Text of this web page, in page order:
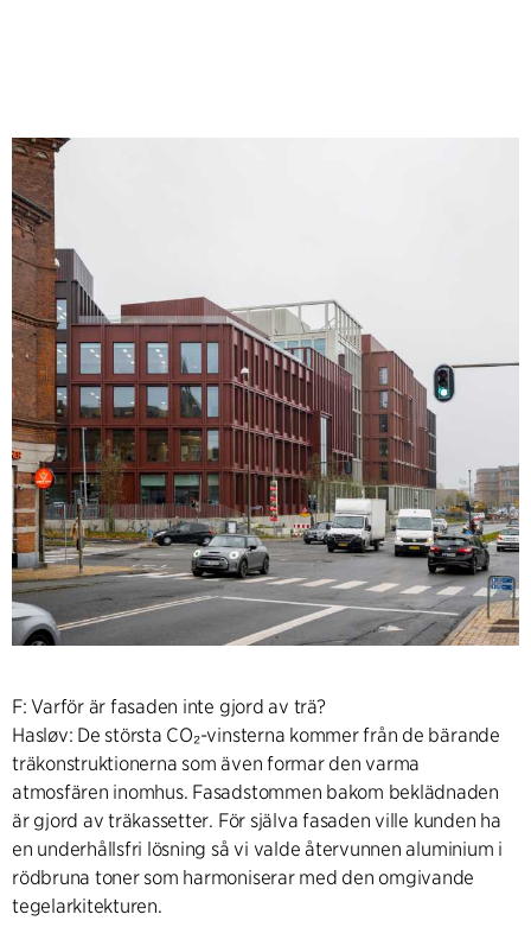
F: Varför är fasaden inte gjord av trä?
Hasløv: De största CO₂-vinsterna kommer från de bärande
träkonstruktionerna som även formar den varma
atmosfären inomhus. Fasadstommen bakom beklädnaden
är gjord av träkassetter. För själva fasaden ville kunden ha
en underhållsfri lösning så vi valde återvunnen aluminium i
rödbruna toner som harmoniserar med den omgivande
tegelarkitekturen.